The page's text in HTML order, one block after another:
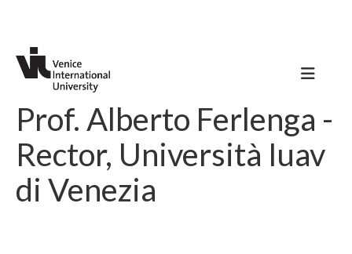
Prof. Alberto Ferlenga -
Rector, Università Iuav
di Venezia